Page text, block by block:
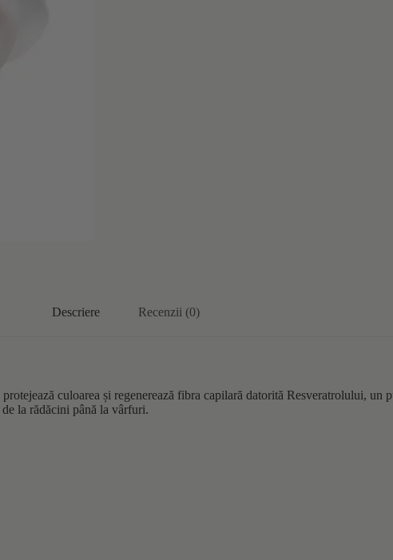
Descriere Recenzii (0)
culoarea și regenerează fibra capilară datorită Resveratrolului,
la rădăcini până la vârfuri.